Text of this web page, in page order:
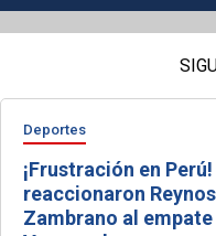
Deportes
¡Frustración en
reaccionaron
Zambrano al